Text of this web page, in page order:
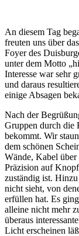
An diesem Tag
freuten uns über
Foyer des
unter dem Motto
Interesse war sehr
und daraus
einige Absagen
Nach der
Gruppen durch die
bekommt. Wir
dem schönen
Wände, Kabel
Präzision auf
zuständig ist.
nicht sieht, von
erfüllen hat. Es
alleine nicht mehr
überaus
Licht erscheinen